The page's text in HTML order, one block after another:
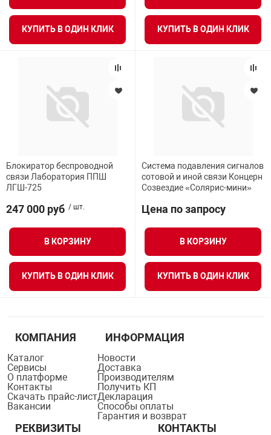
КУПИТЬ В ОДИН КЛИК КУПИТЬ В ОДИН КЛИК
Блокиратор беспроводной
связи Лаборатория ППШ
ЛГШ-725
247 000 руб / шт.
В КОРЗИНУ
КУПИТЬ В ОДИН КЛИК
Система подавления сигналов
сотовой и иной связи Концерн
Созвездие «Солярис-мини»
Цена по запросу
В КОРЗИНУ
КУПИТЬ В ОДИН КЛИК
КОМПАНИЯ
Каталог
Сервисы
О платформе
Контакты
Скачать прайс-лист
Вакансии
ИНФОРМАЦИЯ
Новости
Доставка
Производителям
Получить КП
Декларация
Способы оплаты
Гарантия и возврат
РЕКВИЗИТЫ КОНТАКТЫ